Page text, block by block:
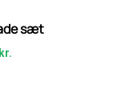
sæt
kr.